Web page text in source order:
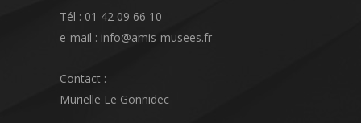
Tél : 01 42 09 66 10
e-mail : info@amis-musees.fr
Contact :
Murielle Le Gonnidec